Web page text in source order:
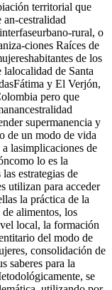
territorial que
an-cestralidad
rural, o
ciones Raíces de
de los
de Santa
y El Verjón,
pero que
supermanencia y
de un modo de vida
lasimplicaciones de
lo es la
estrategias de
utilizan para acceder
la práctica de la
alimentos, los
local, la formación
del modo de
consolidación de
saberes para la
se